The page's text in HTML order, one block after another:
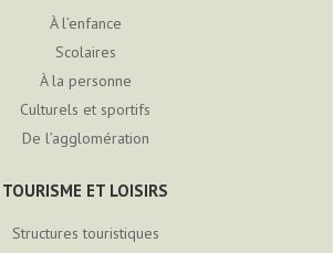
À l’enfance
Scolaires
À la personne
Culturels et sportifs
De l’agglomération
TOURISME ET LOISIRS
Structures touristiques